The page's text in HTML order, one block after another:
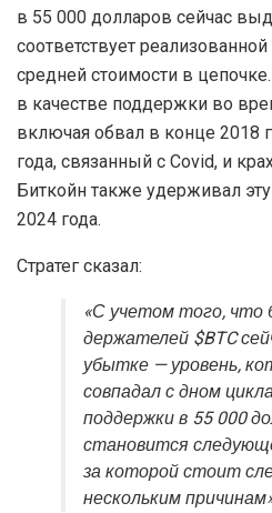
в 55 000 долларов сейчас
соответствует
средней стоимости в
в качестве поддержки во
включая обвал в конце 2018
года, связанный с Covid, и
Биткойн также удерживал
2024 года.
Стратег сказал:
«С учетом того, что
держателей $BTC
убытке — уровень,
совпадал с дном
поддержки в 55 000
становится
за которой стоит
нескольким